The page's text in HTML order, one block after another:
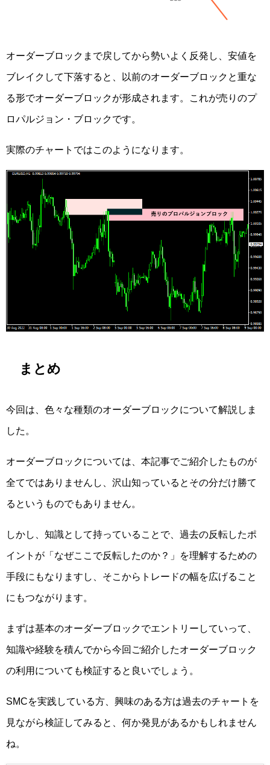
オーダーブロックまで戻してから勢いよく反発し、安値を
ブレイクして下落すると、以前のオーダーブロックと重な
る形でオーダーブロックが形成されます。これが売りのプ
ロパルジョン・ブロックです。
実際のチャートではこのようになります。
まとめ
今回は、色々な種類のオーダーブロックについて解説しま
した。
オーダーブロックについては、本記事でご紹介したものが
全てではありませんし、沢山知っているとその分だけ勝て
るというものでもありません。
しかし、知識として持っていることで、過去の反転したポ
イントが「なぜここで反転したのか？」を理解するための
手段にもなりますし、そこからトレードの幅を広げること
にもつながります。
まずは基本のオーダーブロックでエントリーしていって、
知識や経験を積んでから今回ご紹介したオーダーブロック
の利用についても検証すると良いでしょう。
SMCを実践している方、興味のある方は過去のチャートを
見ながら検証してみると、何か発見があるかもしれません
ね。